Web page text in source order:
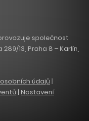
společnost
13, Praha 8 – Karlín,
údajů|
| Nastavení